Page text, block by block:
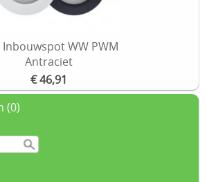
(0)
Inbouwspot WW PWM
Antraciet
€ 46,91